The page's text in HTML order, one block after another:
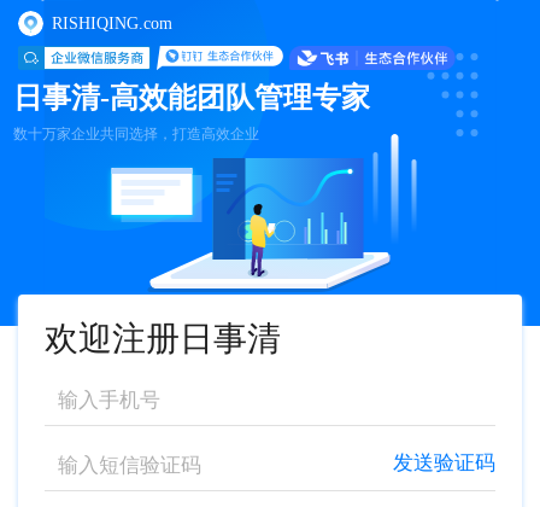
RISHIQING.com
日事清-高效能团队管理专家
数十万家企业共同选择，打造高效企业
欢迎注册日事清
发送验证码